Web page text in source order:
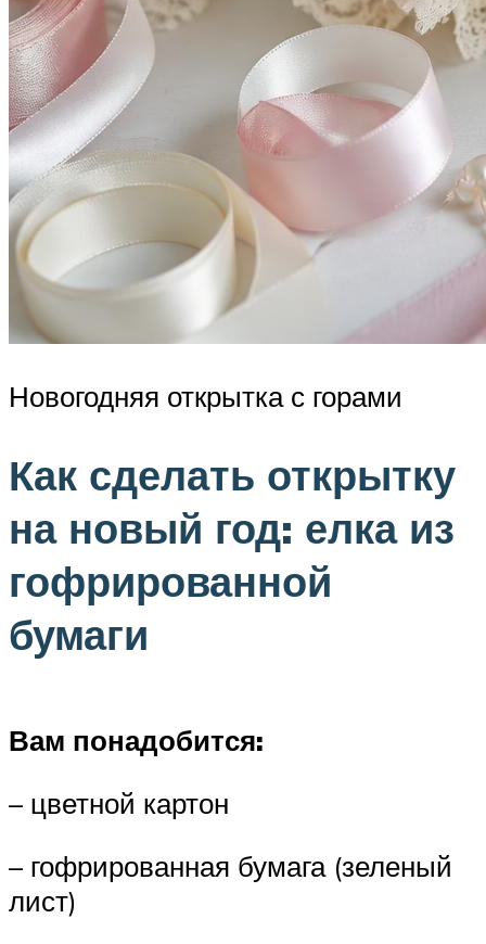
Новогодняя открытка с горами
Как сделать открытку
на новый год: елка из
гофрированной
бумаги
Вам понадобится:
– цветной картон
– гофрированная бумага (зеленый
лист)